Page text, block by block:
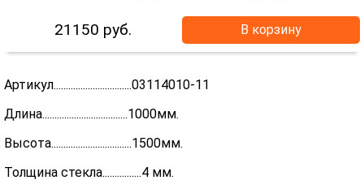
21150 руб. В корзину
Артикул................................03114010-11
Длина...................................1000мм.
Высота.................................1500мм.
Толщина стекла................4 мм.